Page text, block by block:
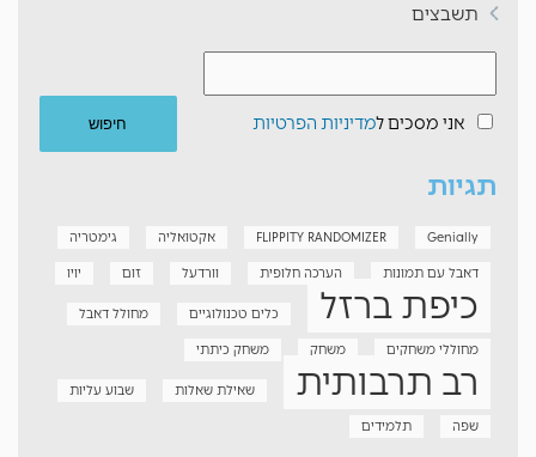
תשבצים
אני מסכים למדיניות הפרטיות
תגיות
FLIPPITY RANDOMIZER Genially אקטואליה
גימטריה
דאבל עם תמונות
הערכה חלופית וורדעל זום יויו
כיפת ברזל כלים טכנולוגיים
מחולל דאבל
מחוללי משחקים
משחק משחק כיתתי
רב תרבותית שאילת שאלות
שבוע עליות
שפה
תלמידים